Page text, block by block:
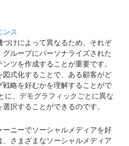
ンス
づけによって異なるため、それぞ
ループにパーソナライズされた
ツを作成することが重要です。
図式化することで、ある顧客がど
略を好むかを理解することがで
に、デモグラフィックごとに異な
択することができるのです。
ニーでソーシャルメディアを好
さまざまなソーシャルメディア